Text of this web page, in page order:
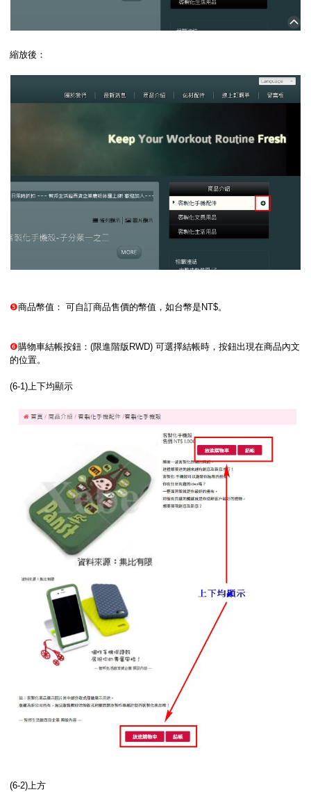
縮放後：
❺商品幣值： 可自訂商品售價的幣值，如台幣是NT$。
❻購物車結帳按鈕：(限進階版RWD) 可選擇結帳時，按鈕出現在商品內文
的位置。
(6-1)上下均顯示
(6-2)上方